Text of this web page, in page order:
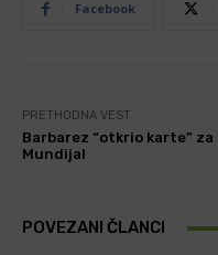
Facebook
PRETHODNA VEST
Barbarez “otkrio karte” za
Mundijal
POVEZANI ČLANCI